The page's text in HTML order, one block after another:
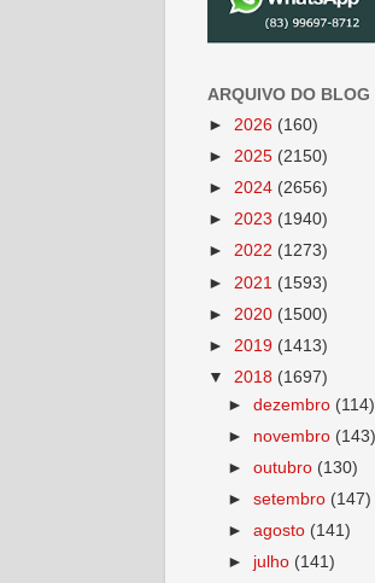
ARQUIVO DO BLOG
► 2026 (160)
► 2025 (2150)
► 2024 (2656)
► 2023 (1940)
► 2022 (1273)
► 2021 (1593)
► 2020 (1500)
► 2019 (1413)
▼ 2018 (1697)
►dezembro (114)
► novembro (143)
►outubro (130)
►setembro (147)
►agosto (141)
► julho (141)